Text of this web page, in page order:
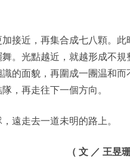
接近，再集合成七八顆。此
。光點越近，就越形成不規
的面貌，再圍成一團温和而
，再走往下一個方向。
遠走去一道未明的路上。
（ 文 ／ 王昱珊